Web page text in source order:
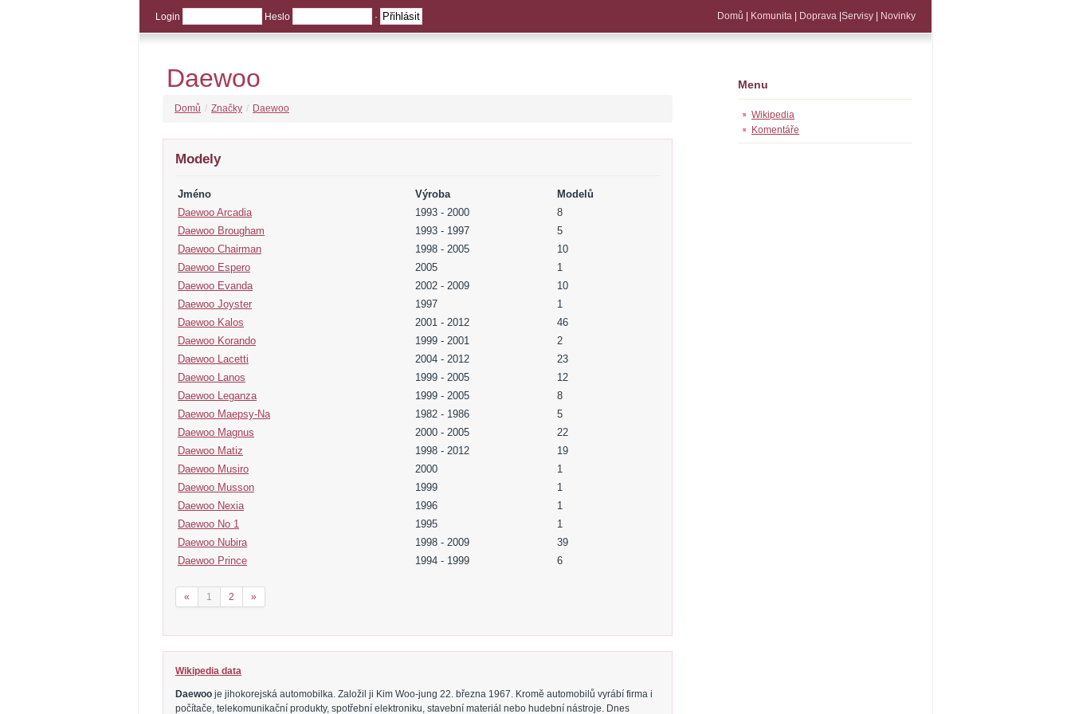
Login Heslo · Domů Komunita Doprava Servisy Novinky
Daewoo
Domů / Značky / Daewoo
Modely
Jméno Výroba
Modelů
Daewoo Arcadia
1993 - 2000
8
Daewoo Brougham
1993 - 1997
5
Daewoo Chairman
1998 - 2005
10
Daewoo Espero
2005
1
Daewoo Evanda
2002 - 2009
10
Daewoo Joyster
1997
1
Daewoo Kalos
2001 - 2012
46
Daewoo Korando
1999 - 2001
2
Daewoo Lacetti
2004 - 2012
23
Daewoo Lanos
1999 - 2005
12
Daewoo Leganza
1999 - 2005
8
Daewoo Maepsy-Na
1982 - 1986
5
Daewoo Magnus
2000 - 2005
22
Daewoo Matiz
1998 - 2012
19
Daewoo Musiro
2000
1
Daewoo Musson
1999
1
Daewoo Nexia
1996
1
Daewoo No 1
1995
1
Daewoo Nubira
1998 - 2009
39
Daewoo Prince
1994 - 1999 6
« 1 2 »
Wikipedia data
Daewoo je jihokorejská automobilka. Založil ji Kim Woo-jung 22. března 1967. Kromě automobilů vyrábí firma i
počítače, telekomunikační produkty, spotřební elektroniku, stavební materiál nebo hudební nástroje. Dnes
Menu
Wikipedia
Komentáře